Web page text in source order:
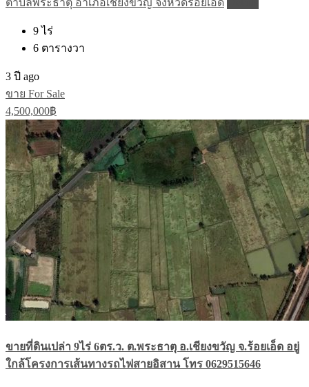
9ไร่
6 ตารางวา
3 ปี ago
ขาย For Sale
4,500,000฿
ขายที่ดินเปล่า 9ไร่ 6ตร.ว. ต.พระธาตุ อ.เชียงขวัญ จ.ร้อยเอ็ด อยู่
ใกล้โครงการเส้นทางรถไฟสายอิสาน โทร 0629515646